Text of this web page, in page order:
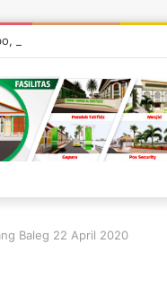
Salurkan Bantuan ke
Baleg 22 April 2020